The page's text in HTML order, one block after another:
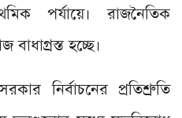
পর্যায়ে। রাজনৈতিক
হচ্ছে।
নির্বাচনের প্রতিশ্রুতি